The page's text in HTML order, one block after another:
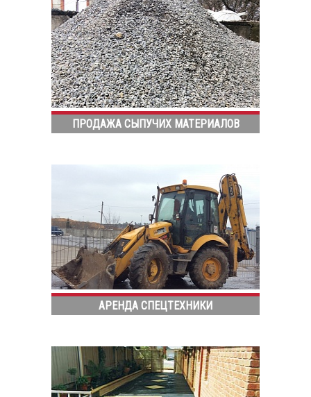
ПРОДАЖА СЫПУЧИХ МАТЕРИАЛОВ
АРЕНДА СПЕЦТЕХНИКИ